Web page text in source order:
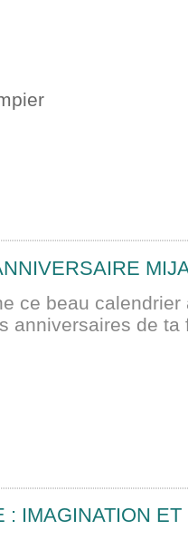
ce beau calendrier
anniversaires de ta
: IMAGINATION